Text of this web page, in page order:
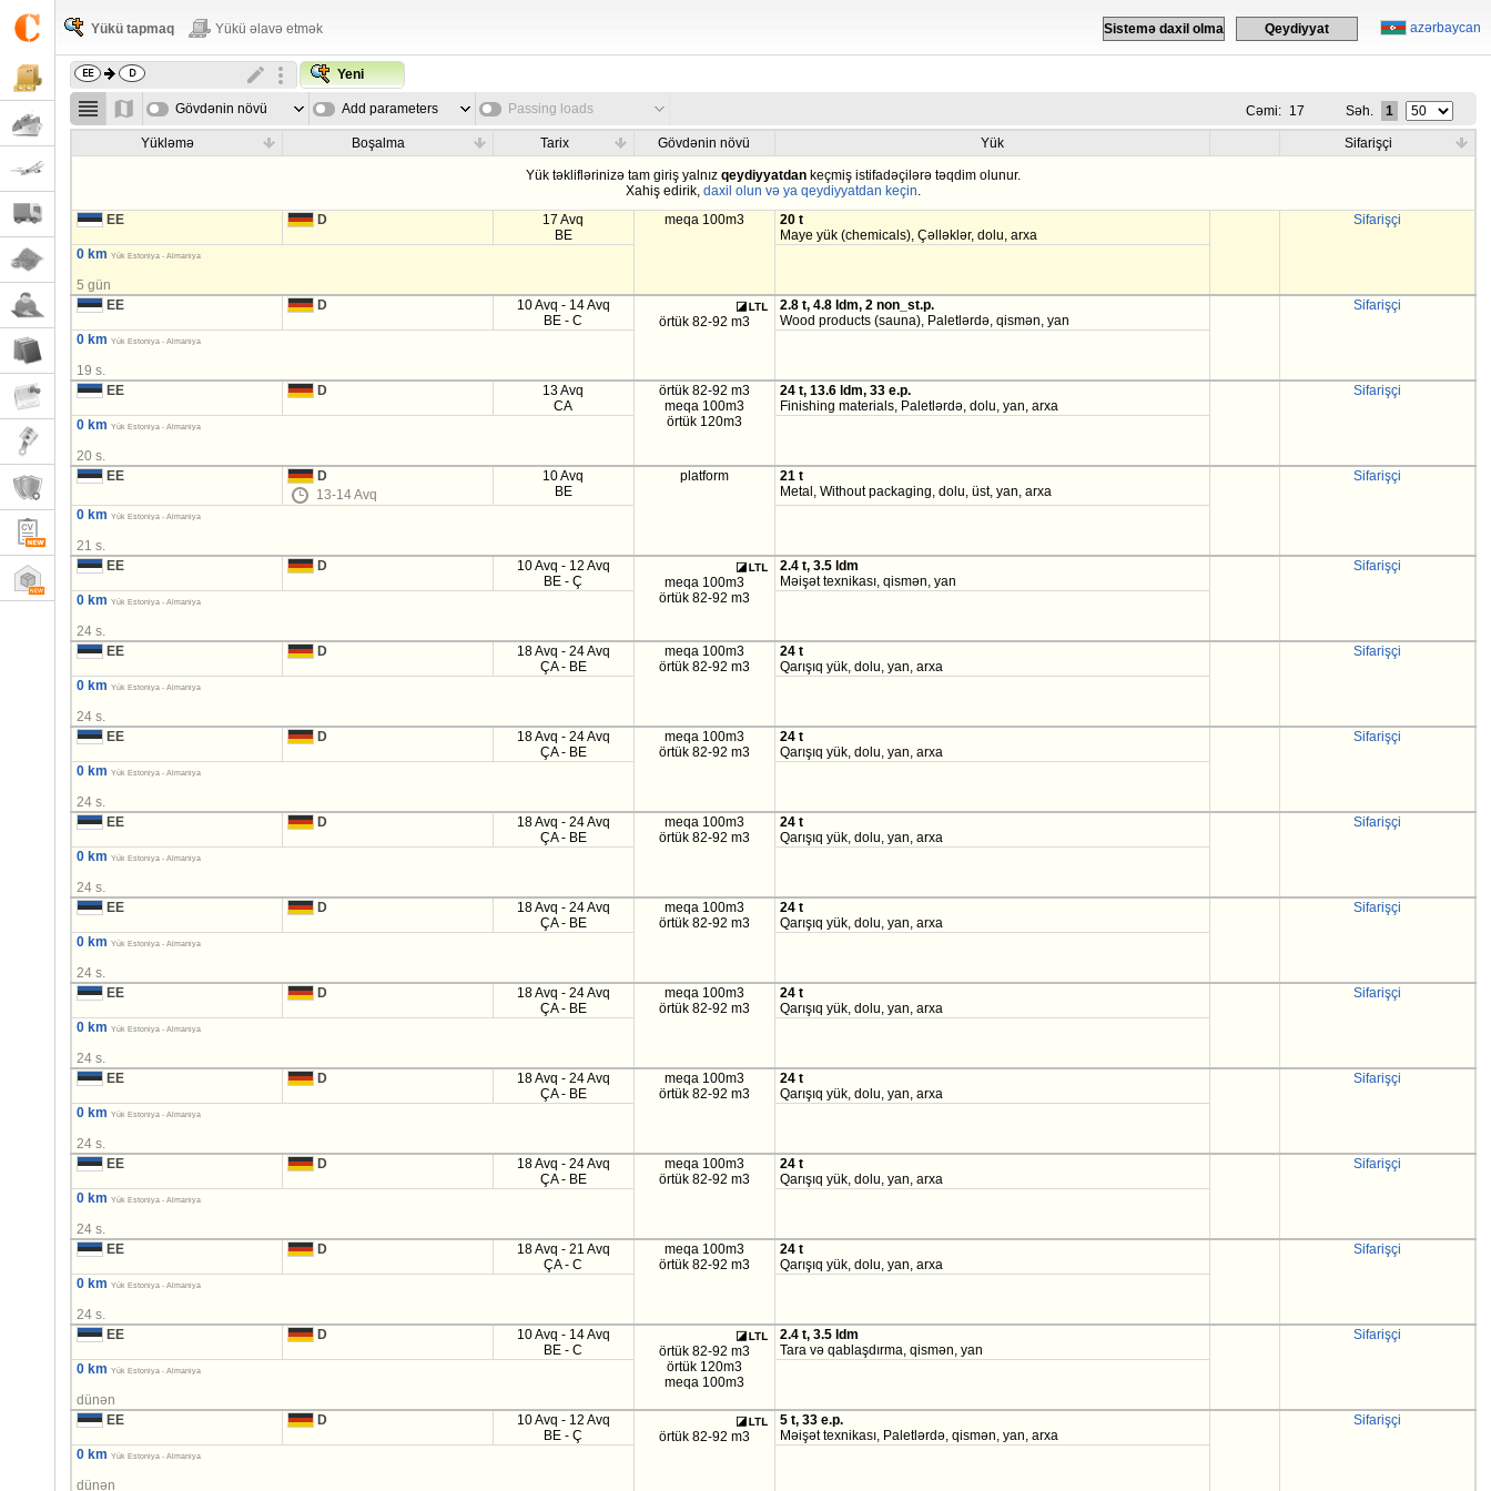
azərbaycan
Sistemə daxil olma Qeydiyyat
Yükü tapmaq Yükü əlavə etmək
Yeni
Gövdənin növü Add parameters Passing loads Cəmi: 17 Səh. 1
Yükləmə Boşalma Tarix Gövdənin növü Yük Sifarişçi
Yük təkliflərinizə tam giriş yalnız qeydiyyatdankeçmiş istifadəçilərə təqdim olunur.
Xahiş edirik, daxil olun və ya qeydiyyatdan keçin.
EE
D
17 Avq
BE
meqa 100m3
20 t
Maye yük (chemicals), Çəlləklər, dolu, arxa
Sifarişçi
0 km Yük Estoniya - Almaniya
5 gün
EE
D
10 Avq - 14 Avq
BE - C
örtük 82-92 m3
2.8 t, 4.8 ldm, 2 non_st.p.
Wood products (sauna), Paletlərdə, qismən, yan
Sifarişçi
0 km Yük Estoniya - Almaniya
19 s.
EE
D
13 Avq
CA
örtük 82-92 m3
meqa 100m3
örtük 120m3
24 t, 13.6 ldm, 33 e.p.
Finishing materials, Paletlərdə, dolu, yan, arxa
Sifarişçi
0 km Yük Estoniya - Almaniya
20 s.
EE
D
13-14 Avq
10 Avq
BE
platform
21 t
Metal, Without packaging, dolu, üst, yan, arxa
Sifarişçi
0 km Yük Estoniya - Almaniya
21 s.
EE
D
10 Avq - 12 Avq
BE - Ç
meqa 100m3
örtük 82-92 m3
2.4 t, 3.5 ldm
Məişət texnikası, qismən, yan
Sifarişçi
0 km Yük Estoniya - Almaniya
24 s.
EE
D
18 Avq - 24 Avq
ÇA - BE
meqa 100m3
örtük 82-92 m3
24 t
Qarışıq yük, dolu, yan, arxa
Sifarişçi
0 km Yük Estoniya - Almaniya
24 s.
EE
D
18 Avq - 24 Avq
ÇA - BE
meqa 100m3
örtük 82-92 m3
24 t
Qarışıq yük, dolu, yan, arxa
Sifarişçi
0 km Yük Estoniya - Almaniya
24 s.
EE
D
18 Avq - 24 Avq
ÇA - BE
meqa 100m3
örtük 82-92 m3
24 t
Qarışıq yük, dolu, yan, arxa
Sifarişçi
0 km Yük Estoniya - Almaniya
24 s.
EE
D
18 Avq - 24 Avq
ÇA - BE
meqa 100m3
örtük 82-92 m3
24 t
Qarışıq yük, dolu, yan, arxa
Sifarişçi
0 km Yük Estoniya - Almaniya
24 s.
EE
D
18 Avq - 24 Avq
ÇA - BE
meqa 100m3
örtük 82-92 m3
24 t
Qarışıq yük, dolu, yan, arxa
Sifarişçi
0 km Yük Estoniya - Almaniya
24 s.
EE
D
18 Avq - 24 Avq
ÇA - BE
meqa 100m3
örtük 82-92 m3
24 t
Qarışıq yük, dolu, yan, arxa
Sifarişçi
0 km Yük Estoniya - Almaniya
24 s.
EE
D
18 Avq - 24 Avq
ÇA - BE
meqa 100m3
örtük 82-92 m3
24 t
Qarışıq yük, dolu, yan, arxa
Sifarişçi
0 km Yük Estoniya - Almaniya
24 s.
EE
D
18 Avq - 21 Avq
ÇA - C
meqa 100m3
örtük 82-92 m3
24 t
Qarışıq yük, dolu, yan, arxa
Sifarişçi
0 km Yük Estoniya - Almaniya
24 s.
EE
D
10 Avq - 14 Avq
BE - C
örtük 82-92 m3
örtük 120m3
meqa 100m3
2.4 t, 3.5 ldm
Tara və qablaşdırma, qismən, yan
Sifarişçi
0 km Yük Estoniya - Almaniya
dünən
EE
D
10 Avq - 12 Avq
BE - Ç
örtük 82-92 m3
5 t, 33 e.p.
Məişət texnikası, Paletlərdə, qismən, yan, arxa
Sifarişçi
0 km Yük Estoniya - Almaniya
dünən